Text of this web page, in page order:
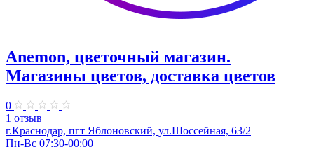
Anemon, цветочный магазин.
Магазины цветов, доставка цветов
0
1 отзыв
г.Краснодар, пгт Яблоновский, ул.Шоссейная, 63/2
Пн-Вс 07:30-00:00